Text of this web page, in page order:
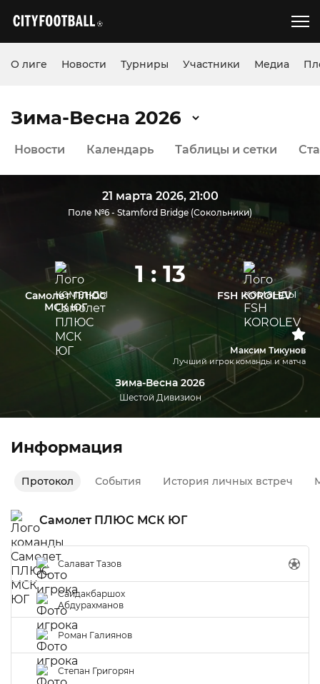
О лиге Новости Турниры Участники Медиа
Зима-Весна 2026
Новости Календарь Таблицы и сетки
21 марта 2026, 21:00
Поле №6 - Stamford Bridge (Сокольники)
Самолет ПЛЮС
МСК ЮГ
1 : 13
FSH KOROLEV
Максим Тикунов
Лучший игрок команды и матча
Зима-Весна 2026
Шестой Дивизион
Информация
Протокол События История личных встреч
Самолет ПЛЮС МСК ЮГ
Салават Тазов
Саидакбаршох
Абдурахманов
Роман Галиянов
Степан Григорян